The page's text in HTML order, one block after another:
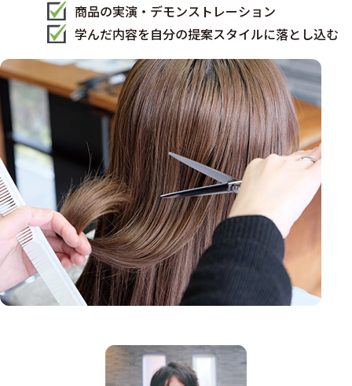
商品の実演・デモンストレーション
学んだ内容を自分の提案スタイルに落とし込む